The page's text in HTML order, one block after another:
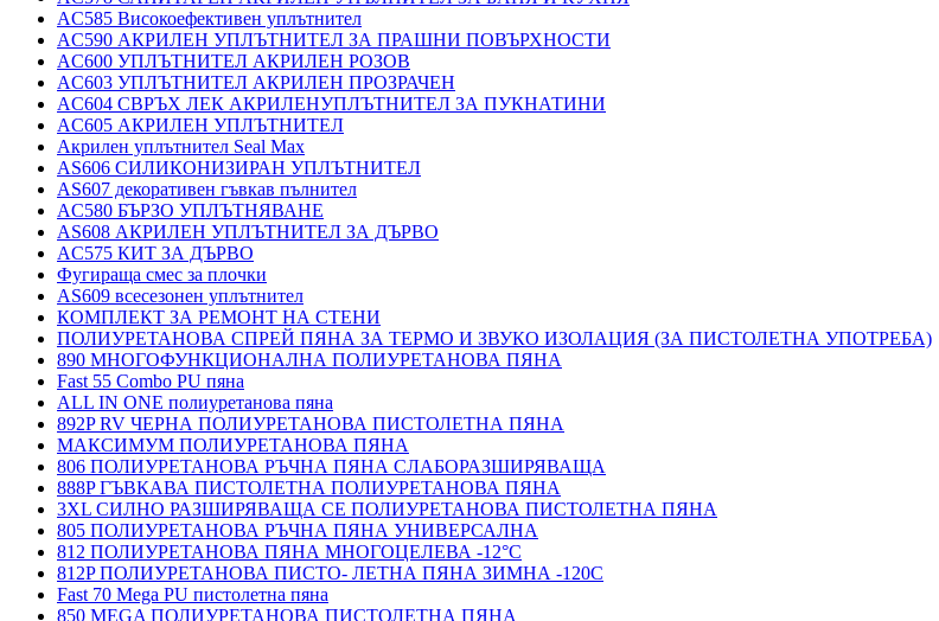
AC585 Високоефективен уплътнител
AC590 АКРИЛЕН УПЛЪТНИТЕЛ ЗА ПРАШНИ ПОВЪРХНОСТИ
AC600 УПЛЪТНИТЕЛ АКРИЛЕН РОЗОВ
AC603 УПЛЪТНИТЕЛ АКРИЛЕН ПРОЗРАЧЕН
AC604 СВРЪХ ЛЕК АКРИЛЕНУПЛЪТНИТЕЛ ЗА ПУКНАТИНИ
AC605 АКРИЛЕН УПЛЪТНИТЕЛ
Акрилен уплътнител Seal Max
AS606 СИЛИКОНИЗИРАН УПЛЪТНИТЕЛ
AS607 декоративен гъвкав пълнител
AC580 БЪРЗО УПЛЪТНЯВАНЕ
AS608 АКРИЛЕН УПЛЪТНИТЕЛ ЗА ДЪРВО
AC575 КИТ ЗА ДЪРВО
Фугираща смес за плочки
AS609 всесезонен уплътнител
КОМПЛЕКТ ЗА РЕМОНТ НА СТЕНИ
ПОЛИУРЕТАНОВА СПРЕЙ ПЯНА ЗА ТЕРМО И ЗВУКО ИЗОЛАЦИЯ (ЗА ПИСТОЛЕТНА УПОТРЕБА)
890 МНОГОФУНКЦИОНАЛНА ПОЛИУРЕТАНОВА ПЯНА
Fast 55 Combo PU пяна
ALL IN ONE полиуретанова пяна
892P RV ЧЕРНА ПОЛИУРЕТАНОВА ПИСТОЛЕТНА ПЯНА
МАКСИМУМ ПОЛИУРЕТАНОВА ПЯНА
806 ПОЛИУРЕТАНОВА РЪЧНА ПЯНА СЛАБОРАЗШИРЯВАЩА
888P ГЪВКАВА ПИСТОЛЕТНА ПОЛИУРЕТАНОВА ПЯНА
3XL СИЛНО РАЗШИРЯВАЩА СЕ ПОЛИУРЕТАНОВА ПИСТОЛЕТНА ПЯНА
805 ПОЛИУРЕТАНОВА РЪЧНА ПЯНА УНИВЕРСАЛНА
812 ПОЛИУРЕТАНОВА ПЯНА МНОГОЦЕЛЕВА -12°C
812P ПОЛИУРЕТАНОВА ПИСТО- ЛЕТНА ПЯНА ЗИМНА -120С
Fast 70 Mega PU пистолетна пяна
850 MEGA ПОЛИУРЕТАНОВА ПИСТОЛЕТНА ПЯНА